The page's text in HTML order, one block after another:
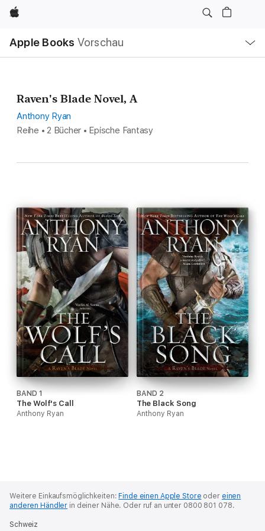
Apple
Apple Books Vorschau
Navigation
Menü
öffnen
Raven's Blade Novel, A
Anthony Ryan
Reihe • 2 Bücher • Epische Fantasy
BAND 1
The Wolf's Call
Anthony Ryan
BAND 2
The Black Song
Anthony Ryan
Weitere Einkaufsmöglichkeiten:Finde einen Apple Store oder einen
anderen Händler in deiner Nähe. Oder ruf an unter 0800 801 078.
Schweiz